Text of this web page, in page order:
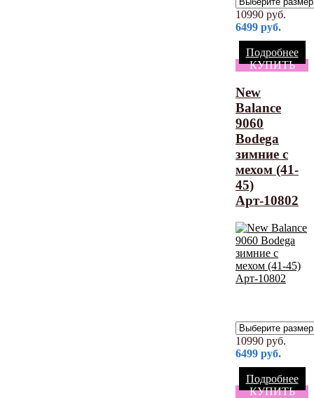
10990 руб.
6499 руб.
Подробнее
КУПИТЬ
New
Balance
9060
Bodega
зимние с
мехом (41-
45)
Арт-10802
10990 руб.
6499 руб.
Подробнее
КУПИТЬ